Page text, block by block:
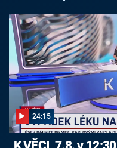
24:15